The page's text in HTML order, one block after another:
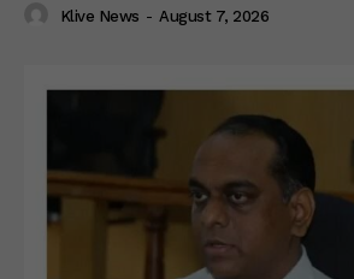
Klive News - August 7, 2026